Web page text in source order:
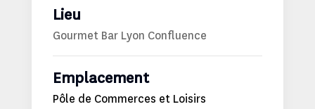
Lieu
Gourmet Bar Lyon Confluence
Emplacement
Pôle de Commerces et Loisirs